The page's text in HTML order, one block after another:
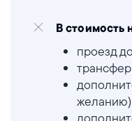
В стоимость
проезд
желанию)